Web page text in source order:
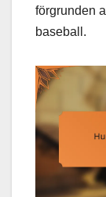
förgrunden
baseball.